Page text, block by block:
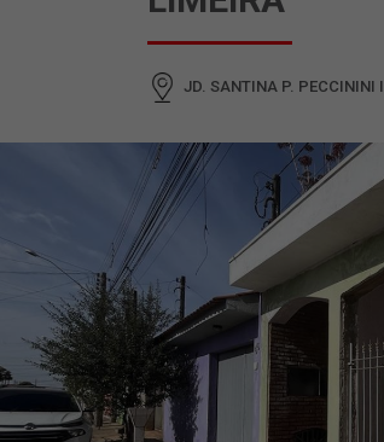
JD. SANTINA P. PECCININI I